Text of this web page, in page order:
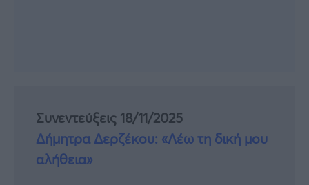
Συνεντεύξεις 18/11/2025
Δήμητρα Δερζέκου: «Λέω τη δική μου
αλήθεια»